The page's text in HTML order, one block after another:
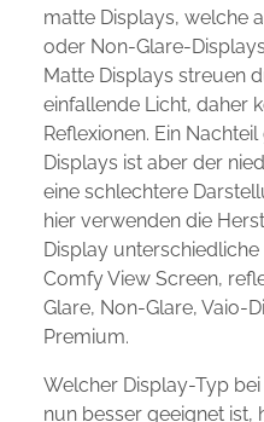
matte Displays, welche
oder Non-Glare-
Matte Displays streuen
einfallende Licht, daher
Reflexionen. Ein
Displays ist aber der
eine schlechtere
hier verwenden die
Display
Comfy View Screen,
Glare, Non-Glare, Vaio-
Premium.
Welcher Display-Typ
nun besser geeignet ist,